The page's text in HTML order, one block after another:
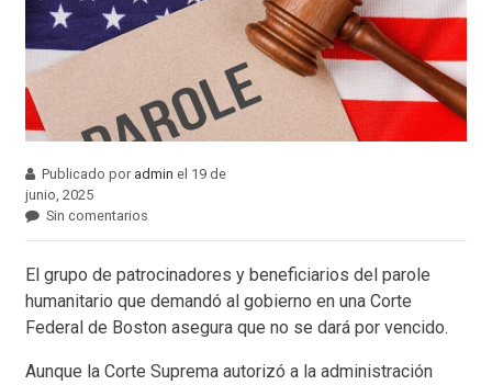
Publicado por admin el 19 de
junio, 2025
Sin comentarios
El grupo de patrocinadores y beneficiarios del parole
humanitario que demandó al gobierno en una Corte
Federal de Boston asegura que no se dará por vencido.
Aunque la Corte Suprema autorizó a la administración